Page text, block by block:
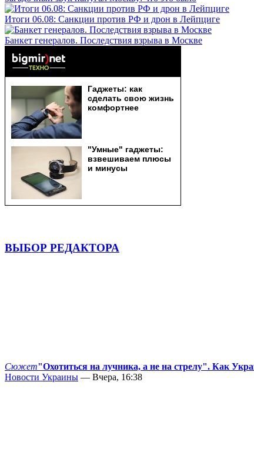
Итоги 06.08: Санкции против РФ и дрон в Лейпциге
Банкет генералов. Последствия взрыва в Москве
ВЫБОР РЕДАКТОРА
Сюжет"Охотиться на лучника, а не на стрелу". Как
Новости Украины — Вчера, 16:38